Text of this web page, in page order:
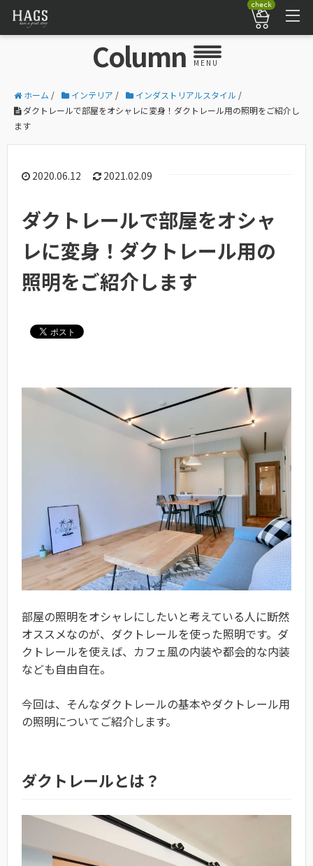
check
Column MENU
ホーム / インテリア / インダストリアルスタイル /
ダクトレールで部屋をオシャレに変身！ダクトレール用の照明をご紹介し
ます
2020.06.12 2021.02.09
ダクトレールで部屋をオシャ
レに変身！ダクトレール用の
照明をご紹介します
部屋の照明をオシャレにしたいと考えている人に断然
オススメなのが、ダクトレールを使った照明です。ダ
クトレールを使えば、カフェ風の内装や都会的な内装
なども自由自在。
今回は、そんなダクトレールの基本やダクトレール用
の照明についてご紹介します。
ダクトレールとは？